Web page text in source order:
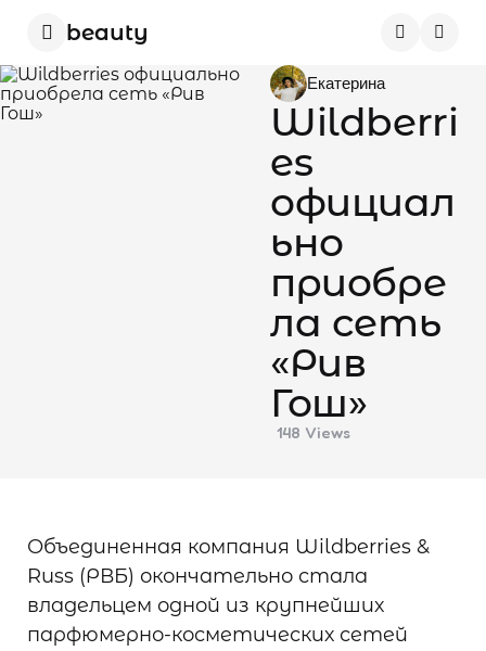
beauty
Posted
by
Екатерина
Wildberri
es
официал
ьно
приобре
ла сеть
«Рив
Гош»
148 Views
Объединенная компания Wildberries &
Russ (РВБ) окончательно стала
владельцем одной из крупнейших
парфюмерно-косметических сетей